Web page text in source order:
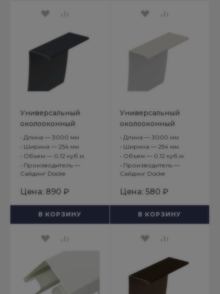
Универсальный
околооконный
профиль Docke
89/254 мм, 3 м,
Графит
• Длина — 3000 мм
• Ширина — 254 мм
• Объем — 0,12 куб.м.
• Производитель —
Сайдинг Docke
Цена: 890 ₽
В КОРЗИНУ
Универсальный
околооконный
профиль Docke
89/254 мм, 3 м,
Пломбир
• Длина — 3000 мм
• Ширина — 254 мм
• Объем — 0,12 куб.м.
• Производитель —
Сайдинг Docke
Цена: 580 ₽
В КОРЗИНУ